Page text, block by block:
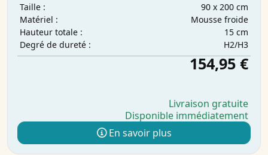
Taille :
90 x 200 cm
Matériel :
Mousse froide
Hauteur totale :
15 cm
Degré de dureté :
H2/H3
154,95 €
Livraison gratuite
Disponible immédiatement
En savoir plus